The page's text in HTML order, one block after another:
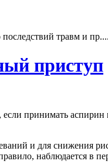
травм и пр....
приступ
принимать
и для снижения
наблюдается в